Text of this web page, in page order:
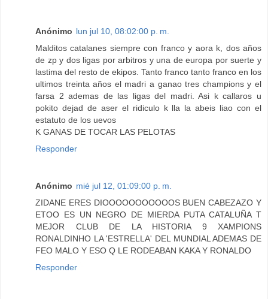
Anónimo lun jul 10, 08:02:00 p. m.
Malditos catalanes siempre con franco y aora k, dos años
de zp y dos ligas por arbitros y una de europa por suerte y
lastima del resto de ekipos. Tanto franco tanto franco en los
ultimos treinta años el madri a ganao tres champions y el
farsa 2 ademas de las ligas del madri. Asi k callaros u
pokito dejad de aser el ridiculo k lla la abeis liao con el
estatuto de los uevos
K GANAS DE TOCAR LAS PELOTAS
Responder
Anónimo mié jul 12, 01:09:00 p. m.
ZIDANE ERES DIOOOOOOOOOOOS BUEN CABEZAZO Y
ETOO ES UN NEGRO DE MIERDA PUTA CATALUÑA T
MEJOR CLUB DE LA HISTORIA 9 XAMPIONS
RONALDINHO LA 'ESTRELLA' DEL MUNDIAL ADEMAS DE
FEO MALO Y ESO Q LE RODEABAN KAKA Y RONALDO
Responder